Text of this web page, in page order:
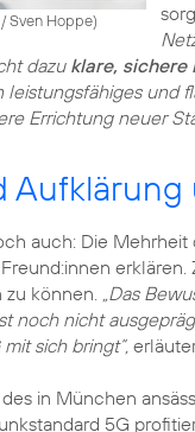
Sven Hoppe)
dazu klare, sichere
und
Errichtung neuer
auch: Die
zu können. „Das
noch nicht
sich bringt“,
in München
5G